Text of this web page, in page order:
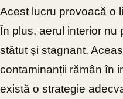
Acest lucru provoacă o
În plus, aerul interior nu
stătut și stagnant.
contaminanții rămân în
există o strategie